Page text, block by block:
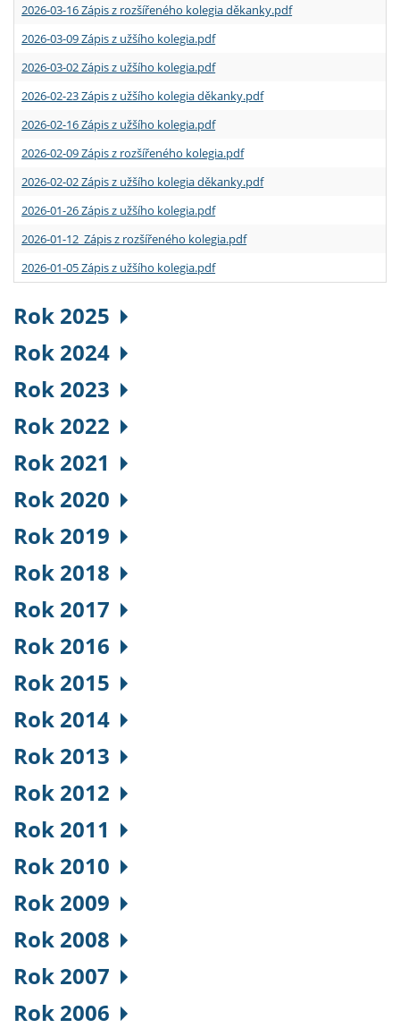
2026-03-16 Zápis z rozšířeného kolegia děkanky.pdf
2026-03-09 Zápis z užšího kolegia.pdf
2026-03-02 Zápis z užšího kolegia.pdf
2026-02-23 Zápis z užšího kolegia děkanky.pdf
2026-02-16 Zápis z užšího kolegia.pdf
2026-02-09 Zápis z rozšířeného kolegia.pdf
2026-02-02 Zápis z užšího kolegia děkanky.pdf
2026-01-26 Zápis z užšího kolegia.pdf
2026-01-12 Zápis z rozšířeného kolegia.pdf
2026-01-05 Zápis z užšího kolegia.pdf
Rok 2025
Rok 2024
Rok 2023
Rok 2022
Rok 2021
Rok 2020
Rok 2019
Rok 2018
Rok 2017
Rok 2016
Rok 2015
Rok 2014
Rok 2013
Rok 2012
Rok 2011
Rok 2010
Rok 2009
Rok 2008
Rok 2007
Rok 2006